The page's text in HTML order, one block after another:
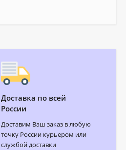
Доставка по всей
России
Доставим Ваш заказ в любую
точку России курьером или
службой доставки